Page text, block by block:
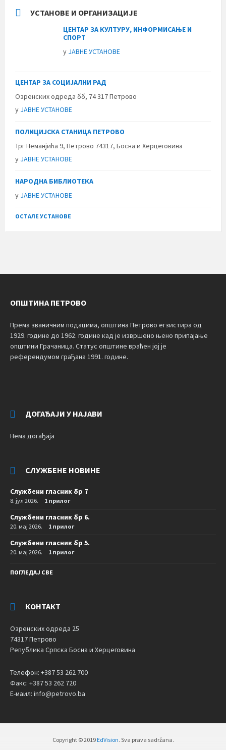
УСТАНОВЕ И ОРГАНИЗАЦИЈЕ
ЦЕНТАР ЗА КУЛТУРУ, ИНФОРМИСАЊЕ И
СПОРТ
у ЈАВНЕ УСТАНОВЕ
ЦЕНТАР ЗА СОЦИЈАЛНИ РАД
Озренских одреда бб, 74 317 Петрово
у ЈАВНЕ УСТАНОВЕ
ПОЛИЦИЈСКА СТАНИЦА ПЕТРОВО
Трг Неманјића 9, Петрово 74317, Босна и Херцеговина
у ЈАВНЕ УСТАНОВЕ
НАРОДНА БИБЛИОТЕКА
у ЈАВНЕ УСТАНОВЕ
ОСТАЛЕ УСТАНОВЕ
ОПШТИНА ПЕТРОВО
Према званичним подацима, општина Петрово егзистира од
1929. године до 1962. године кад је извршено њено припајање
општини Грачаница. Статус општине враћен јој је
референдумом грађана 1991. године.
ДОГАЂАЈИ У НАЈАВИ
Нема догађаја
СЛУЖБЕНЕ НОВИНЕ
Службени гласник бр 7
8. јул 2026. 1 прилог
Службени гласник бр 6.
20. мај 2026. 1 прилог
Службени гласник бр 5.
20. мај 2026. 1 прилог
ПОГЛЕДАЈ СВЕ
КОНТАКТ
Озренских одреда 25
74317 Петрово
Република Српска Босна и Херцеговина
Телефон: +387 53 262 700
Факс: +387 53 262 720
Е-маил: info@petrovo.ba
Copyright © 2019 EdVision. Sva prava sadržana.